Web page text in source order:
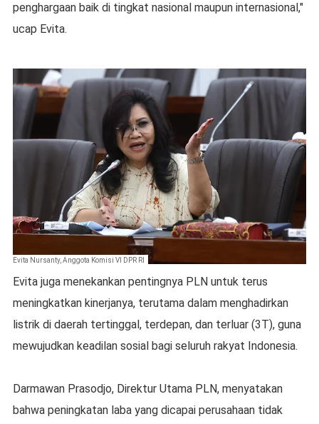
penghargaan baik di tingkat nasional maupun internasional,"
ucap Evita.
Evita Nursanty, Anggota Komisi VI DPR RI
Evita juga menekankan pentingnya PLN untuk terus
meningkatkan kinerjanya, terutama dalam menghadirkan
listrik di daerah tertinggal, terdepan, dan terluar (3T), guna
mewujudkan keadilan sosial bagi seluruh rakyat Indonesia.
Darmawan Prasodjo, Direktur Utama PLN, menyatakan
bahwa peningkatan laba yang dicapai perusahaan tidak